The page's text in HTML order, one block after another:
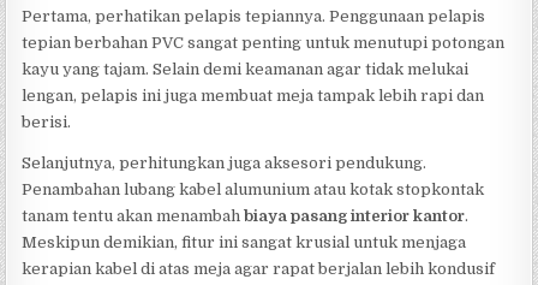
Pertama, perhatikan pelapis tepiannya. Penggunaan pelapis
tepian berbahan PVC sangat penting untuk menutupi potongan
kayu yang tajam. Selain demi keamanan agar tidak melukai
lengan, pelapis ini juga membuat meja tampak lebih rapi dan
berisi.
Selanjutnya, perhitungkan juga aksesori pendukung.
Penambahan lubang kabel alumunium atau kotak stopkontak
tanam tentu akan menambahbiaya pasang interior kantor.
Meskipun demikian, fitur ini sangat krusial untuk menjaga
kerapian kabel di atas meja agar rapat berjalan lebih kondusif